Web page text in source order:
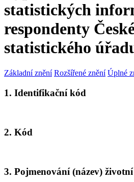
statistických
respondenty
statistického
Základní znění Rozšířené znění Úplné
1. Identifikační kód
2. Kód
3. Pojmenování (název) životní